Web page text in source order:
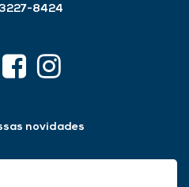
3227-8424
novidades